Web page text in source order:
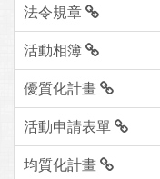
法令規章
活動相簿
優質化計畫
活動申請表單
均質化計畫